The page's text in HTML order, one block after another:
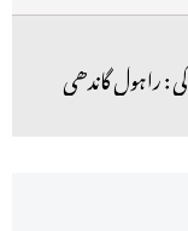
: راہول گاندھی